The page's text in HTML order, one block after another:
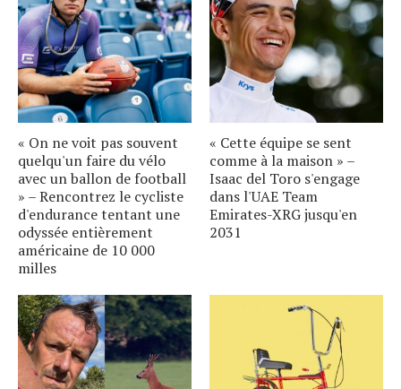
« On ne voit pas souvent
quelqu'un faire du vélo
avec un ballon de football
» – Rencontrez le cycliste
d'endurance tentant une
odyssée entièrement
américaine de 10 000
milles
« Cette équipe se sent
comme à la maison » –
Isaac del Toro s'engage
dans l'UAE Team
Emirates-XRG jusqu'en
2031